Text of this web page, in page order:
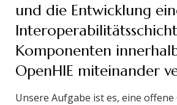
und die Entwicklung
Komponenten
OpenHIE miteinander
Unsere Aufgabe ist es, eine